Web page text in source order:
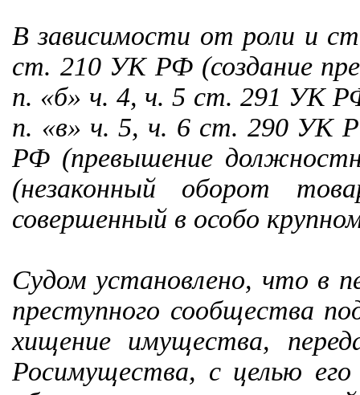
В зависимости от роли и
ст. 210 УК РФ (создание
п. «б» ч. 4, ч. 5 ст. 291 УК
п. «в» ч. 5, ч. 6 ст. 290 УК
РФ (превышение
(незаконный оборот
совершенный в особо
Судом установлено, что в
преступного сообщества
хищение имущества,
Росимущества, с целью его